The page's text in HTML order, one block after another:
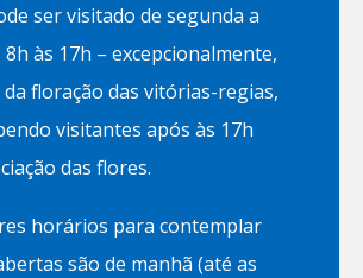
ser visitado de segunda a
8h às 17h – excepcionalmente,
floração das vitórias-regias,
visitantes após às 17h
das flores.
horários para contemplar
são de manhã (até as